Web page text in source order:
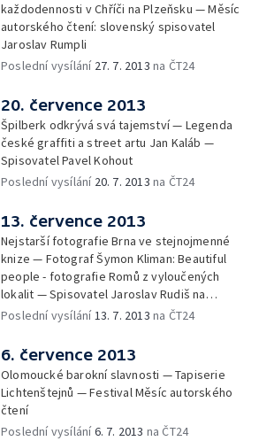
každodennosti v Chříči na Plzeňsku — Měsíc
autorského čtení: slovenský spisovatel
Jaroslav Rumpli
Poslední vysílání 27. 7. 2013 na ČT24
20. července 2013
Špilberk odkrývá svá tajemství — Legenda
české graffiti a street artu Jan Kaláb —
Spisovatel Pavel Kohout
Poslední vysílání 20. 7. 2013 na ČT24
13. července 2013
Nejstarší fotografie Brna ve stejnojmenné
knize — Fotograf Šymon Kliman: Beautiful
people - fotografie Romů z vyloučených
lokalit — Spisovatel Jaroslav Rudiš na
festivalu Měsíc autorského čtení
Poslední vysílání13. 7. 2013 na ČT24
6. července 2013
Olomoucké barokní slavnosti — Tapiserie
Lichtenštejnů — Festival Měsíc autorského
čtení
Poslední vysílání6. 7. 2013 na ČT24